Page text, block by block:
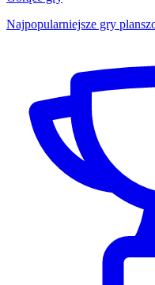
Najpopularniejsze gry